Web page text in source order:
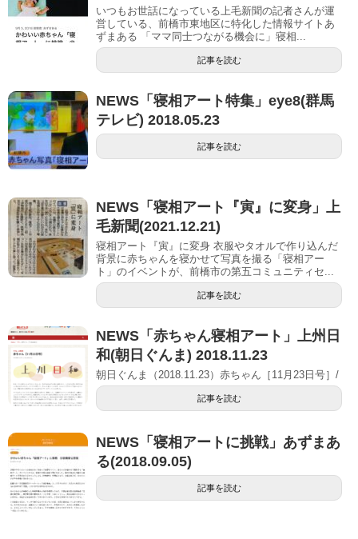
いつもお世話になっている上毛新聞の記者さんが運
営している、前橋市東地区に特化した情報サイトあ
ずまある 「ママ同士つながる機会に」寝相...
記事を読む
NEWS「寝相アート特集」eye8(群馬
テレビ) 2018.05.23
記事を読む
NEWS「寝相アート『寅』に変身」上
毛新聞(2021.12.21)
寝相アート『寅』に変身 衣服やタオルで作り込んだ
背景に赤ちゃんを寝かせて写真を撮る「寝相アー
ト」のイベントが、前橋市の第五コミュニティセ...
記事を読む
NEWS「赤ちゃん寝相アート」上州日
和(朝日ぐんま) 2018.11.23
朝日ぐんま（2018.11.23）赤ちゃん［11月23日号］/
記事を読む
NEWS「寝相アートに挑戦」あずまあ
る(2018.09.05)
記事を読む